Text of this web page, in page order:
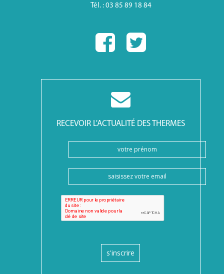
Tél. : 03 85 89 18 84
RECEVOIR L'ACTUALITÉ DES THERMES
s'inscrire